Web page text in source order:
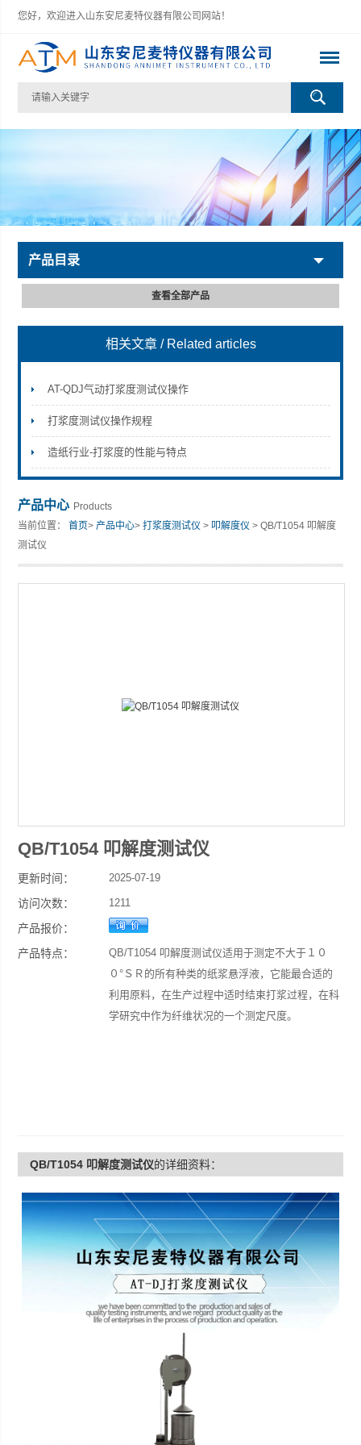
您好，欢迎进入山东安尼麦特仪器有限公司网站！
山东安尼麦特仪器有限公司
产品目录
查看全部产品
相关文章 / Related articles
AT-QDJ气动打浆度测试仪操作
打浆度测试仪操作规程
造纸行业-打浆度的性能与特点
产品中心 Products
当前位置：首页>产品中心>打浆度测试仪 > 叩解度仪 > QB/T1054 叩解度
测试仪
QB/T1054 叩解度测试仪
更新时间： 2025-07-19
访问次数： 1211
产品报价：
产品特点：
QB/T1054 叩解度测试仪适用于测定不大于１０
０°ＳＲ的所有种类的纸浆悬浮液，它能最合适的
利用原料，在生产过程中适时结束打浆过程，在科
学研究中作为纤维状况的一个测定尺度。
QB/T1054 叩解度测试仪的详细资料：